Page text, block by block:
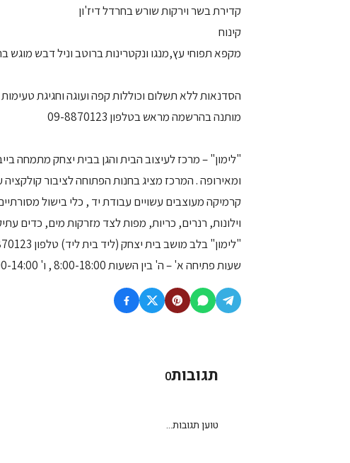
קדירת בשר וירקות שורש בחרדל דיז'ון
קינוח
מקפא תפוחי עץ,מנגו ונקטרינות ברוטב וניל דבש
הסדנאות ללא תשלום וכוללות קפה ועוגה וחגיגת טעימות
מותנה בהרשמה מראש בטלפון 09-8870123
"לימון" – מרכז לעיצוב הבית והגן בבית יצחק מתמחה
ומאירופה . המרכז מציג בחנות הפתוחה לציבור קולקציה
קרמיקה מעוצבים עשויים עבודת יד , כלי בישול
וילונות, רנרים, כריות, מפות לצד מזרקות מים, כדים
"לימון" בלב מושב בית יצחק (ליד בית ליד) טלפון 8870123– 09
שעות פתיחה א' – ה' בין השעות 8:00-18:00 , ו' 8:00-14:00, ש' 10:30-
תגובות0
טוען תגובות...